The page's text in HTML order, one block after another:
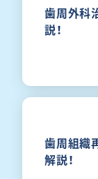
歯周外科
説！
歯周組織
解説！